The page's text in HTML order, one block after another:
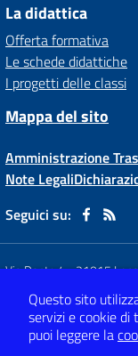
La didattica
Offerta formativa
Le schede didattiche
I progetti delle classi
Mappa del sito
Amministrazione
Note Legali
Seguici su:
Via Dante,4-21015
- PEC:
Codice meccanografico:
Questo sito
servizi e cookie di
puoi leggere la